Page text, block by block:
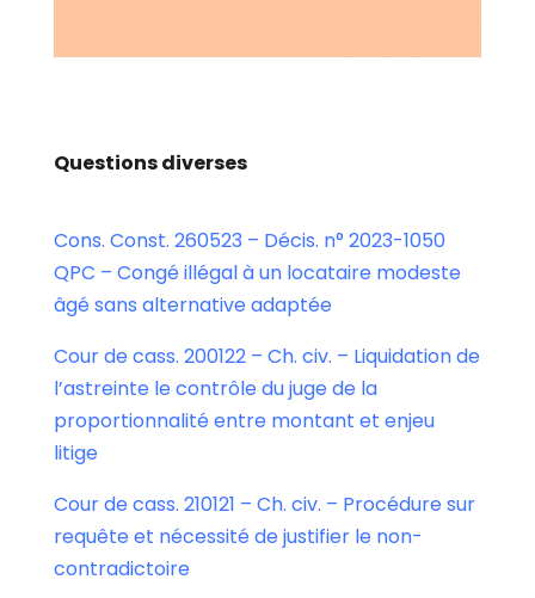
Questions diverses
Cons. Const. 260523 – Décis. n° 2023-1050
QPC – Congé illégal à un locataire modeste
âgé sans alternative adaptée
Cour de cass. 200122 – Ch. civ. – Liquidation de
l’astreinte le contrôle du juge de la
proportionnalité entre montant et enjeu
litige
Cour de cass. 210121 – Ch. civ. – Procédure sur
requête et nécessité de justifier le non-
contradictoire